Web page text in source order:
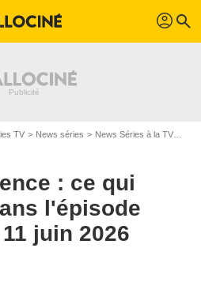
profil search
TV News séries News Séries à la TV
: ce qui
l'épisode
juin 2026